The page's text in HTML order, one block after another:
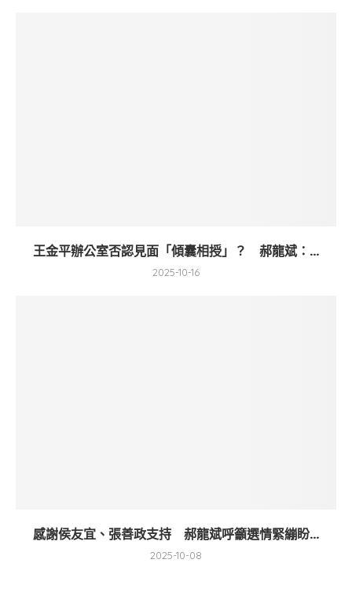
王金平辦公室否認見面「傾囊相授」？ 郝龍斌：...
2025-10-16
感謝侯友宜、張善政支持 郝龍斌呼籲選情緊繃盼...
2025-10-08